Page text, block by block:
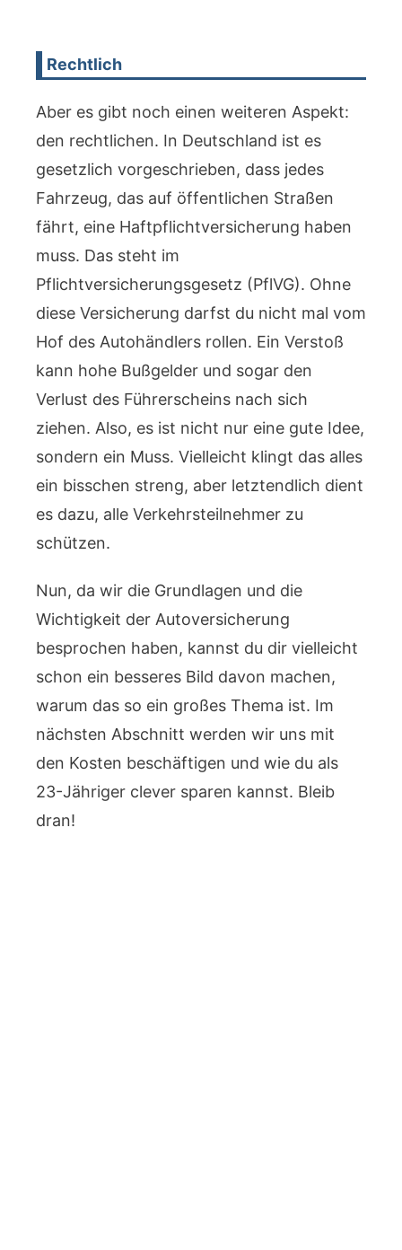
Rechtlich
Aber es gibt noch einen weiteren Aspekt:
den rechtlichen. In Deutschland ist es
gesetzlich vorgeschrieben, dass jedes
Fahrzeug, das auf öffentlichen Straßen
fährt, eine Haftpflichtversicherung haben
muss. Das steht im
Pflichtversicherungsgesetz (PflVG). Ohne
diese Versicherung darfst du nicht mal vom
Hof des Autohändlers rollen. Ein Verstoß
kann hohe Bußgelder und sogar den
Verlust des Führerscheins nach sich
ziehen. Also, es ist nicht nur eine gute Idee,
sondern ein Muss. Vielleicht klingt das alles
ein bisschen streng, aber letztendlich dient
es dazu, alle Verkehrsteilnehmer zu
schützen.
Nun, da wir die Grundlagen und die
Wichtigkeit der Autoversicherung
besprochen haben, kannst du dir vielleicht
schon ein besseres Bild davon machen,
warum das so ein großes Thema ist. Im
nächsten Abschnitt werden wir uns mit
den Kosten beschäftigen und wie du als
23-Jähriger clever sparen kannst. Bleib
dran!